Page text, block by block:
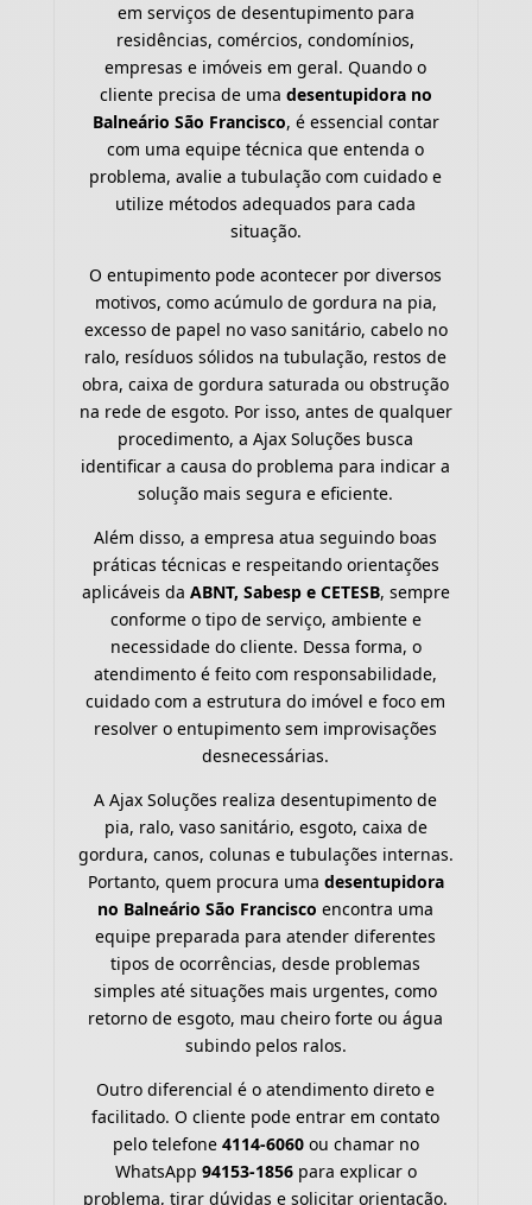
em serviços de desentupimento para
residências, comércios, condomínios,
empresas e imóveis em geral. Quando o
cliente precisa de uma desentupidora no
Balneário São Francisco, é essencial contar
com uma equipe técnica que entenda o
problema, avalie a tubulação com cuidado e
utilize métodos adequados para cada
situação.
O entupimento pode acontecer por diversos
motivos, como acúmulo de gordura na pia,
excesso de papel no vaso sanitário, cabelo no
ralo, resíduos sólidos na tubulação, restos de
obra, caixa de gordura saturada ou obstrução
na rede de esgoto. Por isso, antes de qualquer
procedimento, a Ajax Soluções busca
identificar a causa do problema para indicar a
solução mais segura e eficiente.
Além disso, a empresa atua seguindo boas
práticas técnicas e respeitando orientações
aplicáveis da ABNT, Sabesp e CETESB, sempre
conforme o tipo de serviço, ambiente e
necessidade do cliente. Dessa forma, o
atendimento é feito com responsabilidade,
cuidado com a estrutura do imóvel e foco em
resolver o entupimento sem improvisações
desnecessárias.
A Ajax Soluções realiza desentupimento de
pia, ralo, vaso sanitário, esgoto, caixa de
gordura, canos, colunas e tubulações internas.
Portanto, quem procura uma desentupidora
no Balneário São Francisco encontra uma
equipe preparada para atender diferentes
tipos de ocorrências, desde problemas
simples até situações mais urgentes, como
retorno de esgoto, mau cheiro forte ou água
subindo pelos ralos.
Outro diferencial é o atendimento direto e
facilitado. O cliente pode entrar em contato
pelo telefone 4114-6060ou chamar no
WhatsApp 94153-1856para explicar o
problema, tirar dúvidas e solicitar orientação.